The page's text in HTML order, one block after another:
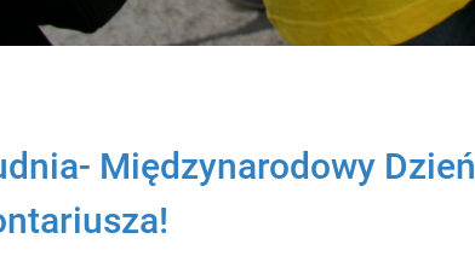
stacjonarnego w Olszewce!
wkrótce!!!
Międzynarodowy Dzień